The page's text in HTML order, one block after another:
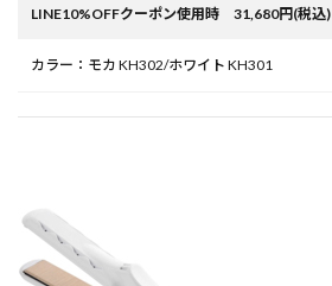
LINE10%OFFクーポン使用時 31,680円(税込)
カラー：モカ KH302/ホワイト KH301